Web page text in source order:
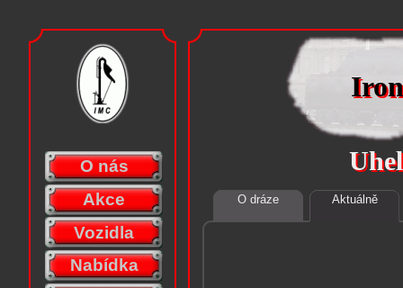
O dráze Aktuálně
O nás
Akce
Vozidla
Nabídka